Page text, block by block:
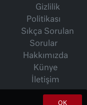
Gizlilik
Politikası
Sıkça Sorulan
Sorular
Hakkımızda
Künye
İletişim
OK